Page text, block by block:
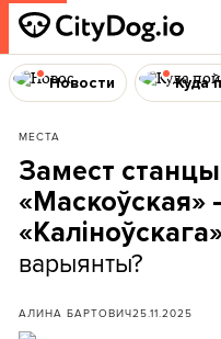
Новости Куда
МЕСТА
Замест
«Маскоўская»
варыянты?
АЛИНА БАРТОВИЧ25.11.2025